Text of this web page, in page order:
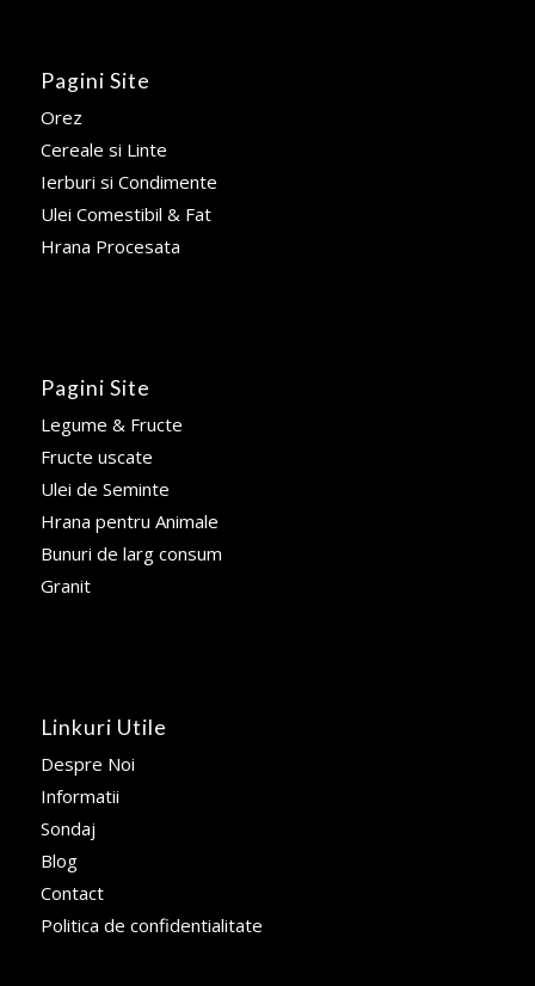
Pagini Site
Orez
Cereale si Linte
Ierburi si Condimente
Ulei Comestibil & Fat
Hrana Procesata
Pagini Site
Legume & Fructe
Fructe uscate
Ulei de Seminte
Hrana pentru Animale
Bunuri de larg consum
Granit
Linkuri Utile
Despre Noi
Informatii
Sondaj
Blog
Contact
Politica de confidentialitate